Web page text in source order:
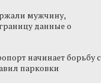
мужчину,
данные о
начинает борьбу с
парковки